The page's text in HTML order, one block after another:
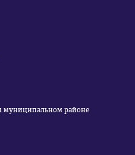
муниципальном районе